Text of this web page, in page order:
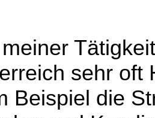
sehr oft
Beispiel die